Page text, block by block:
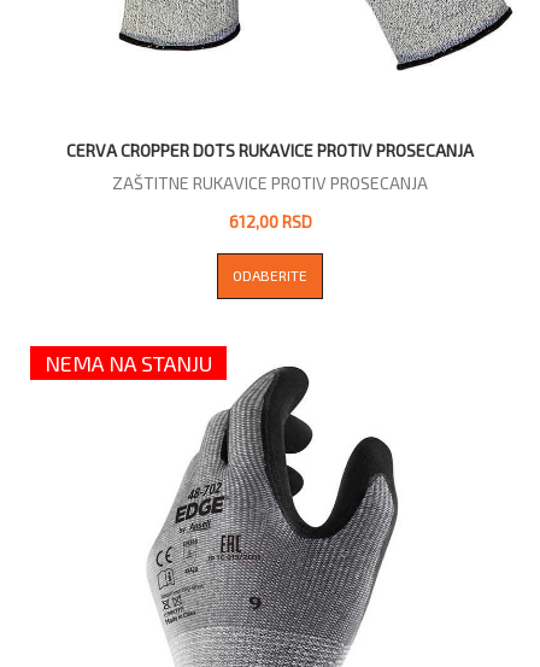
CERVA CROPPER DOTS RUKAVICE PROTIV PROSECANJA
ZAŠTITNE RUKAVICE PROTIV PROSECANJA
612,00 RSD
ODABERITE
NEMA NA STANJU